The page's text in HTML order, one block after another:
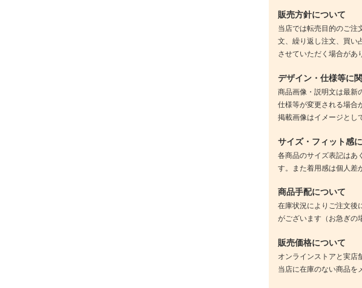
販売方針について
当店では転売目的のご注
文、繰り返し注文、買い
させていただく場合があ
デザイン・仕様等に
商品画像・説明文は最新
仕様等が変更される場合
掲載画像はイメージとし
サイズ・フィット感
各商品のサイズ表記はあ
す。また着用感は個人差
商品手配について
在庫状況によりご注文後
がございます（お急ぎの
販売価格について
オンラインストアと実店
当店に在庫のない商品を